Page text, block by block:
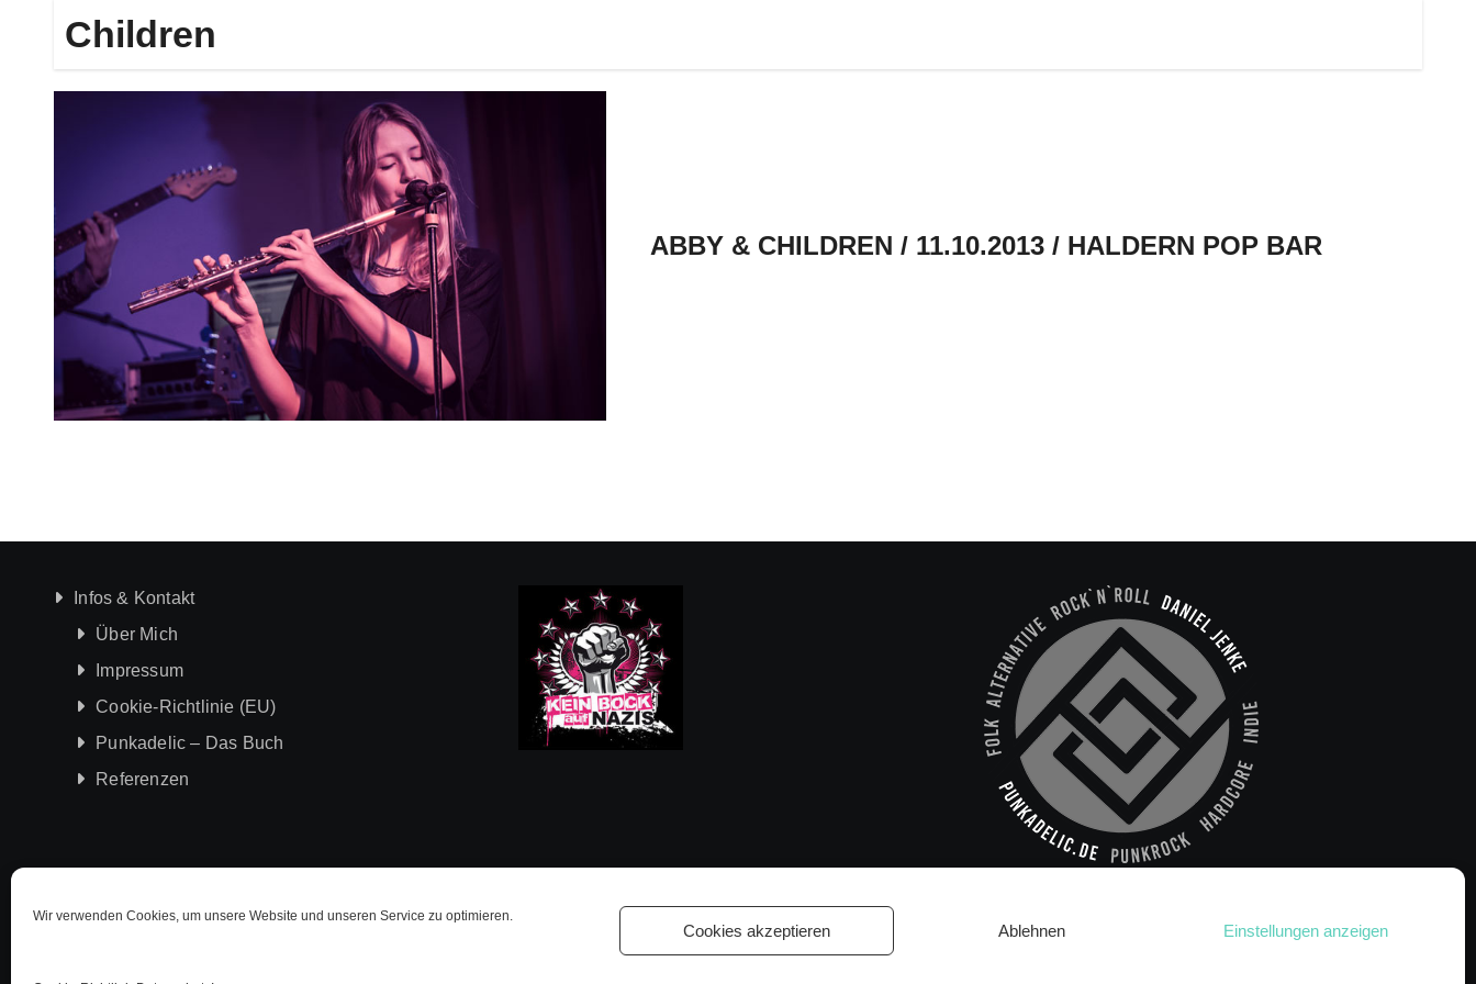
Wir verwenden Cookies, um unsere Website und unseren Service zu optimieren.
Cookies akzeptieren Ablehnen Einstellungen anzeigen
Children
ABBY & CHILDREN / 11.10.2013 / HALDERN POP BAR
Infos & Kontakt
Über Mich
Impressum
Cookie-Richtlinie (EU)
Punkadelic – Das Buch
Referenzen